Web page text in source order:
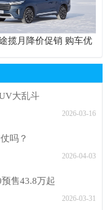
揽月降价促销 购车优
大乱斗
2026-03-16
吗？
2026-04-03
售43.8万起
2026-03-31